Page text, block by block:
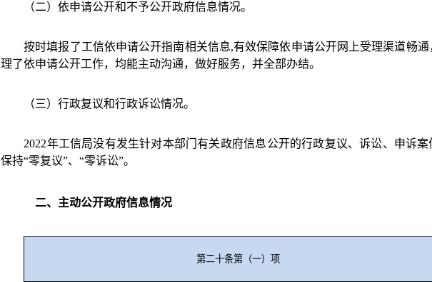
（二）依申请公开和不予公开政府信息情况。
按时填报了工信依申请公开指南相关信息,有效保障依申请公开网上受理渠道畅通
理了依申请公开工作，均能主动沟通，做好服务，并全部办结。
（三）行政复议和行政诉讼情况。
2022年工信局没有发生针对本部门有关政府信息公开的行政复议、诉讼、申诉案
保持“零复议”、“零诉讼”。
二、主动公开政府信息情况
第二十条第（一）项